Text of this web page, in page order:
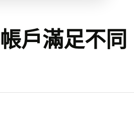
戶滿足不同